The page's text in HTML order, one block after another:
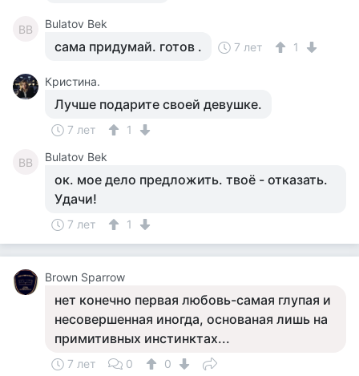
BB Bulatov Bek
сама придумай. готов . 7 лет 1
Кристина.
Лучше подарите своей девушке.
7 лет 1
BB Bulatov Bek
ок. мое дело предложить. твоё - отказать.
Удачи!
7 лет 1
Brown Sparrow
нет конечно первая любовь-самая глупая и
несовершенная иногда, основаная лишь на
примитивных инстинктах...
7 лет 0 0